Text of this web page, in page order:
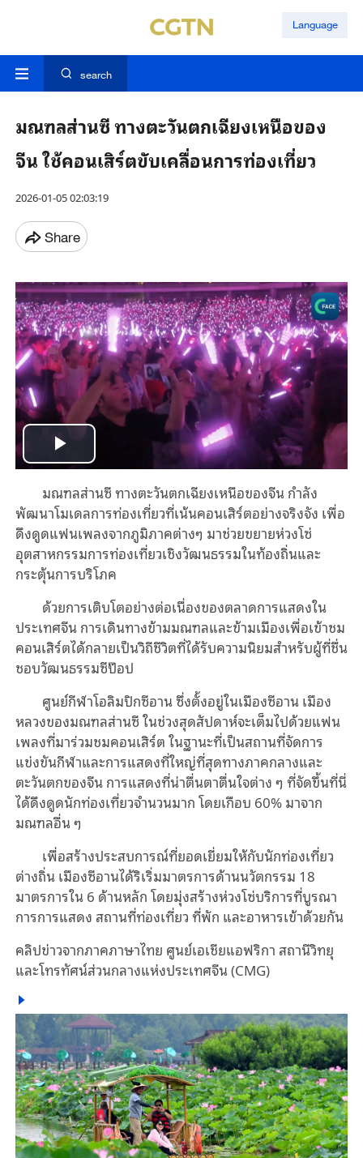
Language
search
มณฑลส่านซี ทางตะวันตกเฉียงเหนือของ
จีน ใช้คอนเสิร์ตขับเคลื่อนการท่องเที่ยว
2026-01-05 02:03:19
Share
Play
Video
มณฑลส่านซี ทางตะวันตกเฉียงเหนือของจีน กำลัง
พัฒนาโมเดลการท่องเที่ยวที่เน้นคอนเสิร์ตอย่างจริงจัง เพื่อ
ดึงดูดแฟนเพลงจากภูมิภาคต่างๆ มาช่วยขยายห่วงโซ่
อุตสาหกรรมการท่องเที่ยวเชิงวัฒนธรรมในท้องถิ่นและ
กระตุ้นการบริโภค
ด้วยการเติบโตอย่างต่อเนื่องของตลาดการแสดงใน
ประเทศจีน การเดินทางข้ามมณฑลและข้ามเมืองเพื่อเข้าชม
คอนเสิร์ตได้กลายเป็นวิถีชีวิตที่ได้รับความนิยมสำหรับผู้ที่ชื่น
ชอบวัฒนธรรมซีป๊อป
ศูนย์กีฬาโอลิมปิกซีอาน ซึ่งตั้งอยู่ในเมืองซีอาน เมือง
หลวงของมณฑลส่านซี ในช่วงสุดสัปดาห์จะเต็มไปด้วยแฟน
เพลงที่มาร่วมชมคอนเสิร์ต ในฐานะที่เป็นสถานที่จัดการ
แข่งขันกีฬาและการแสดงที่ใหญ่ที่สุดทางภาคกลางและ
ตะวันตกของจีน การแสดงที่น่าตื่นตาตื่นใจต่าง ๆ ที่จัดขึ้นที่นี่
ได้ดึงดูดนักท่องเที่ยวจำนวนมาก โดยเกือบ 60% มาจาก
มณฑลอื่น ๆ
เพื่อสร้างประสบการณ์ที่ยอดเยี่ยมให้กับนักท่องเที่ยว
ต่างถิ่น เมืองซีอานได้ริเริ่มมาตรการด้านนวัตกรรม 18
มาตรการใน 6 ด้านหลัก โดยมุ่งสร้างห่วงโซ่บริการที่บูรณา
การการแสดง สถานที่ท่องเที่ยว ที่พัก และอาหารเข้าด้วยกัน
คลิปข่าวจากภาคภาษาไทย ศูนย์เอเชียแอฟริกา สถานีวิทยุ
และโทรทัศน์ส่วนกลางแห่งประเทศจีน (CMG)